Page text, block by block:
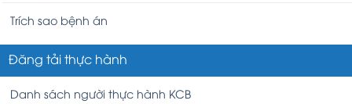
Trích sao bệnh án
Đăng tải thực hành
Danh sách người thực hành KCB